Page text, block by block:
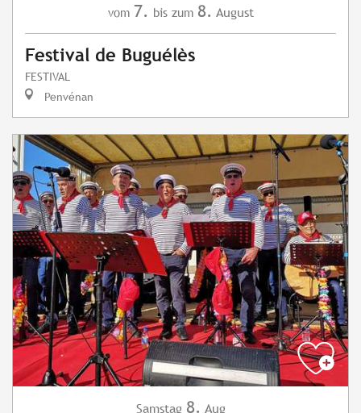
vom 7. bis zum 8. August
Festival de Buguélès
FESTIVAL
Penvénan
Samstag 8. Aug